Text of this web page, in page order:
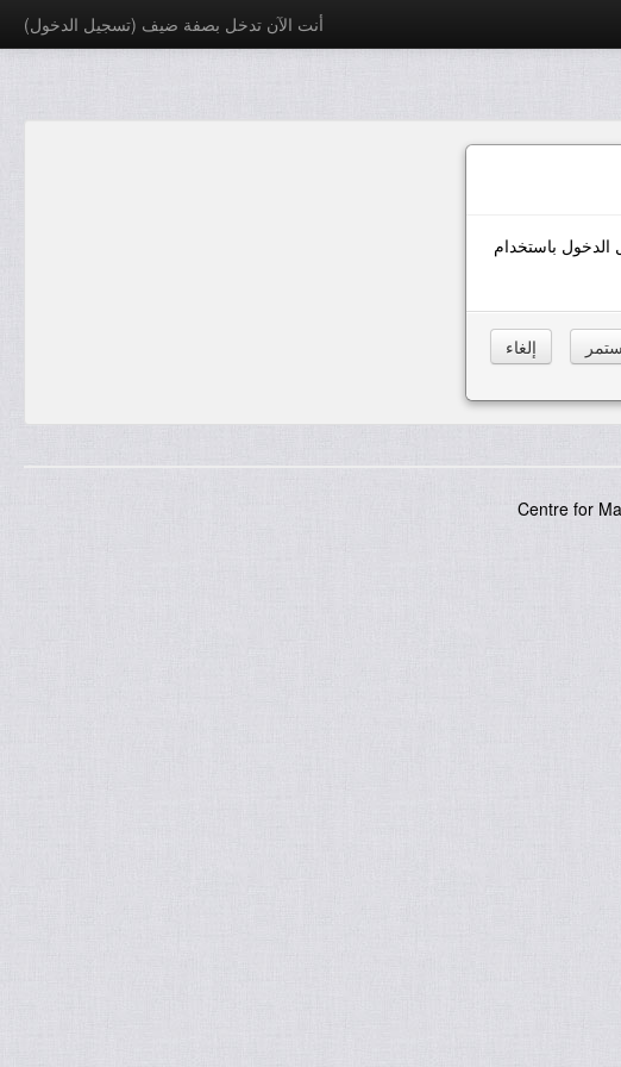
أنت الآن تدخل بصفة ضيف (تسجيل الدخول)
باستخدام
Centre for